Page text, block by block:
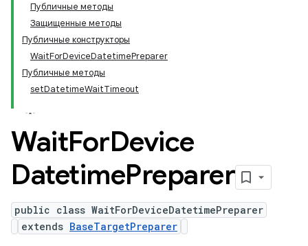
Публичные методы
Защищенные методы
Публичные конструкторы
WaitForDeviceDatetimePreparer
Публичные методы
setDatetimeWaitTimeout
WaitForDevice
DatetimePreparer
public class WaitForDeviceDatetimePreparer
extends BaseTargetPreparer